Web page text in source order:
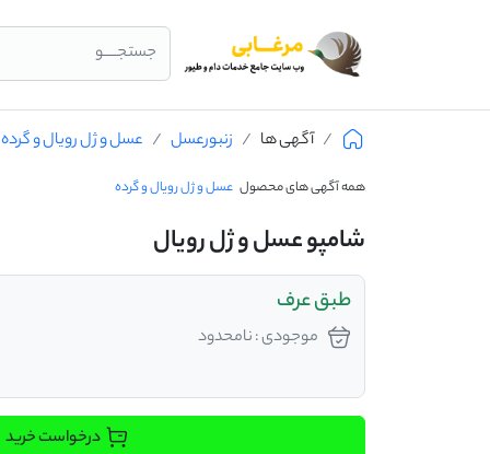
جستجــــو
آگهی ها زنبورعسل عسل و ژل رویال و گرده
همه آگهی های محصول عسل و ژل رویال و گرده
شامپو عسل و ژل رویال
طبق عرف
موجودی : نامحدود
درخواست خرید